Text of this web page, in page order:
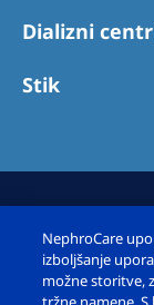
Dializni
Stik
NephroCare
izboljšanje
možne storitve,